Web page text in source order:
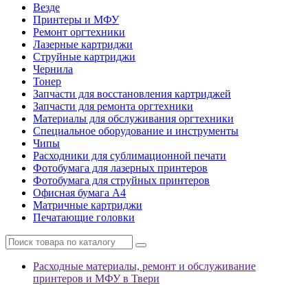
Везде
Принтеры и МФУ
Ремонт оргтехники
Лазерные картриджи
Струйные картриджи
Чернила
Тонер
Запчасти для восстановления картриджей
Запчасти для ремонта оргтехники
Материалы для обслуживания оргтехники
Специальное оборудование и инструменты
Чипы
Расходники для сублимационной печати
Фотобумага для лазерных принтеров
Фотобумага для струйных принтеров
Офисная бумага А4
Матричные картриджи
Печатающие головки
Расходные материалы, ремонт и обслуживание
принтеров и МФУ в Твери